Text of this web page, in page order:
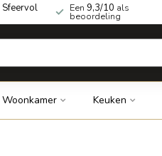
Sfeervol Een 9,3/10 als
beoordeling
Woonkamer Keuken